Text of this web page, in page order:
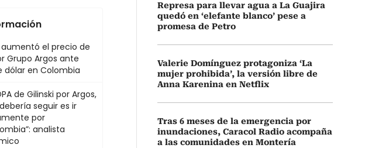
aumentó el precio de
Grupo Argos ante
dólar en Colombia
de Gilinski por Argos,
seguir es ir
por
analista
Represa para llevar agua a La Guajira
quedó en ‘elefante blanco’ pese a
promesa de Petro
Valerie Domínguez protagoniza ‘La
mujer prohibida’, la versión libre de
Anna Karenina en Netflix
Tras 6 meses de la emergencia por
inundaciones, Caracol Radio acompaña
a las comunidades en Montería